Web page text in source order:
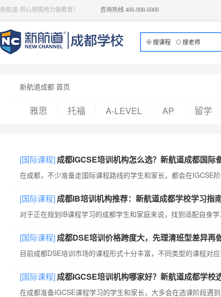
新航道-用心用情用力做教育！ 咨询热线 400-998-6000
搜课程 搜老师
新航道成都 首页
雅思 托福 A-LEVEL AP 留学
[国际课程]成都IGCSE培训机构怎么选？新航道成都国际
[国际课程]成都IB培训机构推荐：新航道成都学校学习指
[国际课程]成都DSE培训价格跨度大，先理清班型差异再
目前成都DSE培训市场的课程形式十分丰富，不同类型的课程对
[国际课程]成都IGCSE培训机构哪家好？新航道成都学校